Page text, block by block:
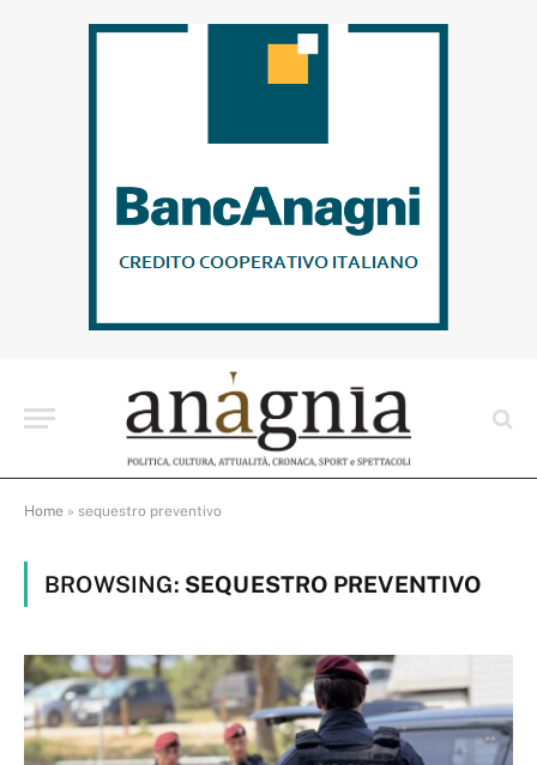
Home » sequestro preventivo
BROWSING: SEQUESTRO PREVENTIVO